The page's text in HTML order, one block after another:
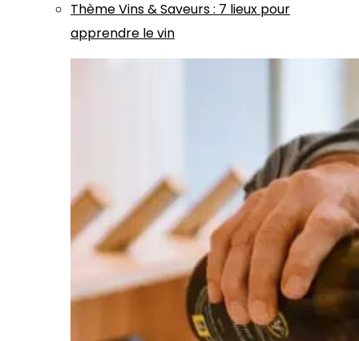
ThèmeVins & Saveurs: 7 lieux pour
apprendre le vin